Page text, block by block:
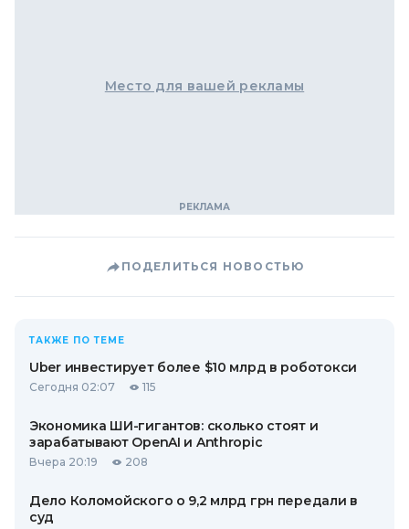
Место для вашей рекламы
ПОДЕЛИТЬСЯ НОВОСТЬЮ
ТАКЖЕ ПО ТЕМЕ
Uber инвестирует более $10 млрд в роботокси
Сегодня 02:07 115
Экономика ШИ-гигантов: сколько стоят и
зарабатывают OpenAI и Anthropic
Вчера 20:19 208
Дело Коломойского о 9,2 млрд грн передали в
суд